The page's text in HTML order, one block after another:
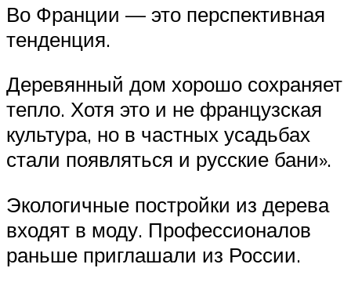
Во Франции — это перспективная
тенденция.
Деревянный дом хорошо сохраняет
тепло. Хотя это и не французская
культура, но в частных усадьбах
стали появляться и русские бани».
Экологичные постройки из дерева
входят в моду. Профессионалов
раньше приглашали из России.